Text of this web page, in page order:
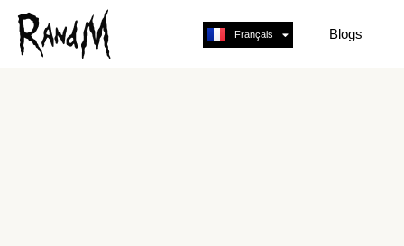
Français
English Blogs